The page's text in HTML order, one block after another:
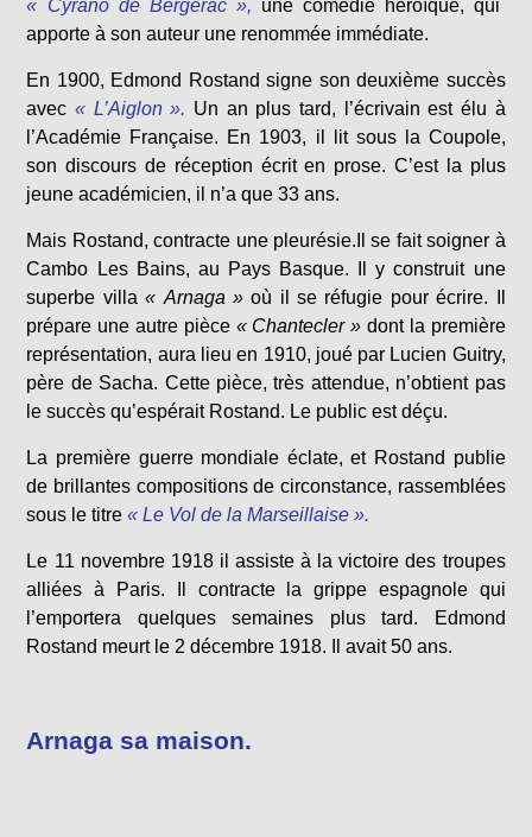
« Cyrano de Bergerac », une comédie héroïque, qui
apporte à son auteur une renommée immédiate.
En 1900, Edmond Rostand signe son deuxième succès
avec « L’Aiglon ». Un an plus tard, l’écrivain est élu à
l’Académie Française. En 1903, il lit sous la Coupole,
son discours de réception écrit en prose. C’est la plus
jeune académicien, il n’a que 33 ans.
Mais Rostand, contracte une pleurésie.Il se fait soigner à
Cambo Les Bains, au Pays Basque. Il y construit une
superbe villa « Arnaga »où il se réfugie pour écrire. Il
prépare une autre pièce « Chantecler » dont la première
représentation, aura lieu en 1910, joué par Lucien Guitry,
père de Sacha. Cette pièce, très attendue, n’obtient pas
le succès qu’espérait Rostand. Le public est déçu.
La première guerre mondiale éclate, et Rostand publie
de brillantes compositions de circonstance, rassemblées
sous le titre « Le Vol de la Marseillaise ».
Le 11 novembre 1918 il assiste à la victoire des troupes
alliées à Paris. Il contracte la grippe espagnole qui
l’emportera quelques semaines plus tard. Edmond
Rostand meurt le 2 décembre 1918. Il avait 50 ans.
Arnaga sa maison.